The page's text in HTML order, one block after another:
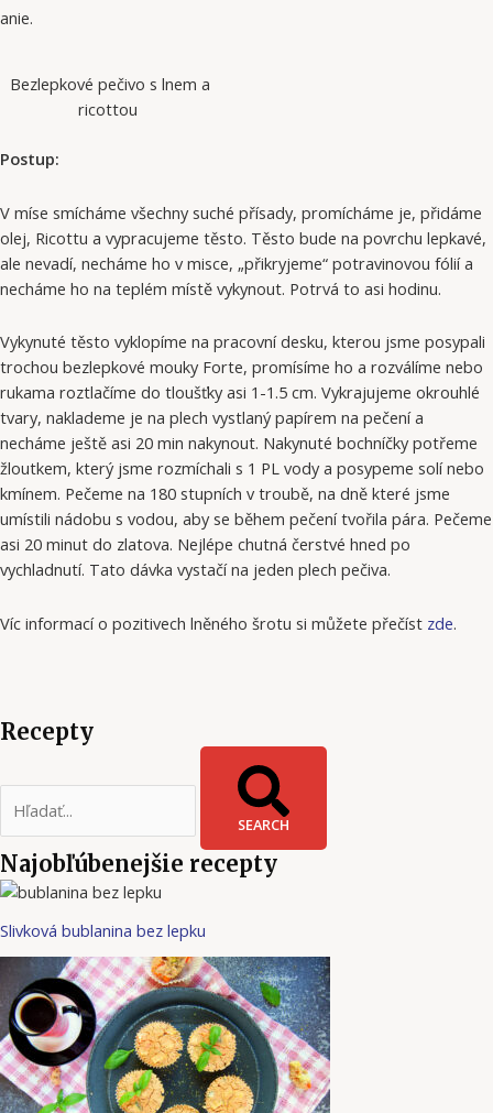
anie.
Bezlepkové pečivo s lnem a
ricottou
Postup:
V míse smícháme všechny suché přísady, promícháme je, přidáme
olej, Ricottu a vypracujeme těsto. Těsto bude na povrchu lepkavé,
ale nevadí, necháme ho v misce, „přikryjeme“ potravinovou fólií a
necháme ho na teplém místě vykynout. Potrvá to asi hodinu.
Vykynuté těsto vyklopíme na pracovní desku, kterou jsme posypali
trochou bezlepkové mouky Forte, promísíme ho a rozválíme nebo
rukama roztlačíme do tloušťky asi 1-1.5 cm. Vykrajujeme okrouhlé
tvary, naklademe je na plech vystlaný papírem na pečení a
necháme ještě asi 20 min nakynout. Nakynuté bochníčky potřeme
žloutkem, který jsme rozmíchali s 1 PL vody a posypeme solí nebo
kmínem. Pečeme na 180 stupních v troubě, na dně které jsme
umístili nádobu s vodou, aby se během pečení tvořila pára. Pečeme
asi 20 minut do zlatova. Nejlépe chutná čerstvé hned po
vychladnutí. Tato dávka vystačí na jeden plech pečiva.
Víc informací o pozitivech lněného šrotu si můžete přečíst zde.
Recepty
SEARCH
Najobľúbenejšie recepty
Slivková bublanina bez lepku